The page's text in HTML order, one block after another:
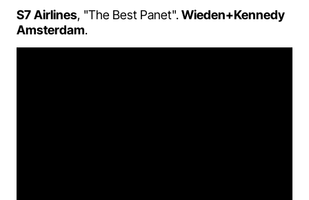
S7 Airlines, "The Best Panet".Wieden+Kennedy
Amsterdam.